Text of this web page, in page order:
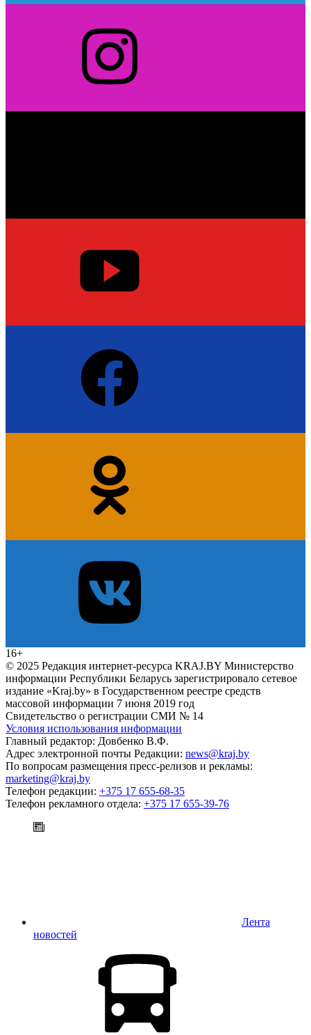
16+
© 2025 Редакция интернет-ресурса KRAJ.BY Министерство
информации Республики Беларусь зарегистрировало сетевое
издание «Kraj.by» в Государственном реестре средств
массовой информации 7 июня 2019 год
Свидетельство о регистрации СМИ № 14
Условия использования информации
Главный редактор: Довбенко В.Ф.
Адрес электронной почты Редакции: news@kraj.by
По вопросам размещения пресс-релизов и рекламы:
marketing@kraj.by
Телефон редакции: +375 17 655-68-35
Телефон рекламного отдела: +375 17 655-39-76
Лента
новостей